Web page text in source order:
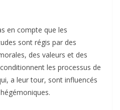
en compte que les
sont régis par des
des valeurs et des
les processus de
a leur tour, sont influencés